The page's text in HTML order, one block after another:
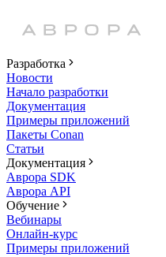
Разработка
Новости
Начало разработки
Документация
Примеры приложений
Пакеты Conan
Статьи
Документация
Аврора SDK
Аврора API
Обучение
Вебинары
Онлайн-курс
Примеры приложений